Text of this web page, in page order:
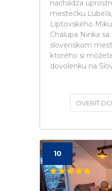
nachádza
mestečku
Liptovského
Chalupa Ninka
slovenskom
ktorého si
dovolenku na
OVERIŤ
10